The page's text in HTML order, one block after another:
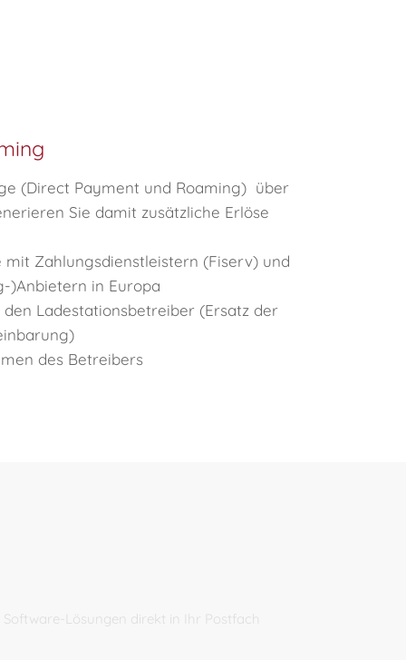
(Direct Payment und Roaming) über
Sie damit zusätzliche Erlöse
Zahlungsdienstleistern (Fiserv) und
)Anbietern in Europa
Ladestationsbetreiber (Ersatz der
des Betreibers
Software-Lösungen direkt in Ihr Postfach